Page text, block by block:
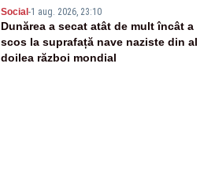
Social-1 aug. 2026, 23:10
Dunărea a secat atât de mult încât a
scos la suprafață nave naziste din al
doilea război mondial